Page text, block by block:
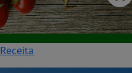
Receita